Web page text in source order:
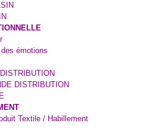
émotions
DISTRIBUTION
Textile / Habillement